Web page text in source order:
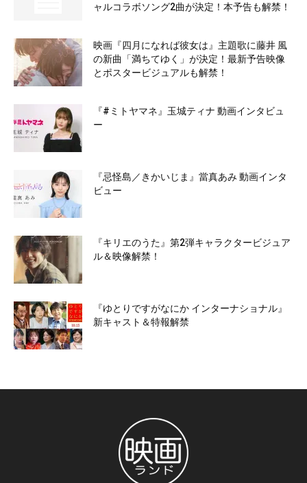
ャルコラボソング2曲が決定！本予告も解禁！
映画『四月になれば彼女は』主題歌に藤井 風
の新曲「満ちてゆく」が決定！最新予告映像
とポスタービジュアルも解禁！
『#ミトヤマネ』玉城ティナ 動画インタビュ
ー
『忌怪島／きかいじま』當真あみ 動画インタ
ビュー
『キリエのうた』第2弾キャラクタービジュア
ル＆映像解禁！
『ゆとりですがなにか インターナショナル』
新キャスト＆特報解禁